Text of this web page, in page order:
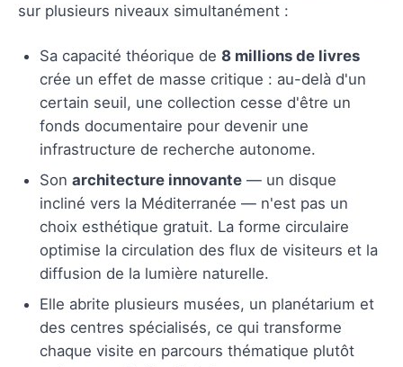
sur plusieurs niveaux simultanément :
Sa capacité théorique de 8 millions de livres
crée un effet de masse critique : au-delà d'un
certain seuil, une collection cesse d'être un
fonds documentaire pour devenir une
infrastructure de recherche autonome.
Son architecture innovante — un disque
incliné vers la Méditerranée — n'est pas un
choix esthétique gratuit. La forme circulaire
optimise la circulation des flux de visiteurs et la
diffusion de la lumière naturelle.
Elle abrite plusieurs musées, un planétarium et
des centres spécialisés, ce qui transforme
chaque visite en parcours thématique plutôt